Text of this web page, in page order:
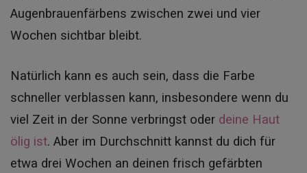
Augenbrauenfärbens zwischen zwei und vier
Wochen sichtbar bleibt.
Natürlich kann es auch sein, dass die Farbe
schneller verblassen kann, insbesondere wenn du
viel Zeit in der Sonne verbringst oder deine Haut
ölig ist. Aber im Durchschnitt kannst du dich für
etwa drei Wochen an deinen frisch gefärbten